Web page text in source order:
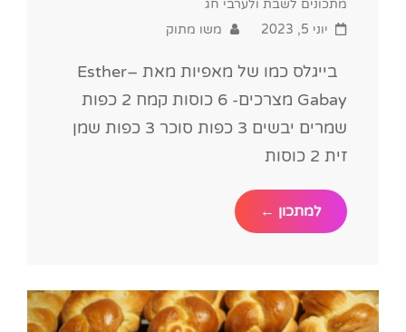
מתכונים לשבת ולערבי חג
Posted
יוני 5, 2023 משו מתוק
בייגלס כמו של מאפיות מאת –Esther
Gabay מצרכים- 6 כוסות קמח 2 כפות
שמרים יבשים 3 כפות סוכר 3 כפות שמן
זית 2 כוסות
למתכון ← בייגלס
של